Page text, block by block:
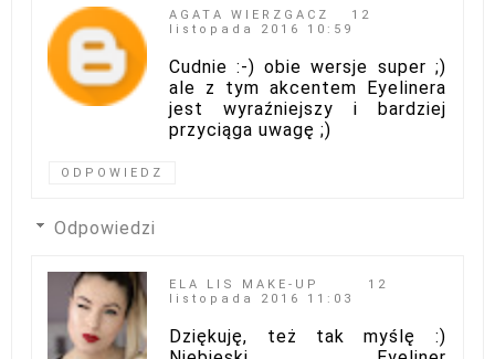
AGATA WIERZGACZ
12
listopada 2016 10:59
Cudnie :-) obie wersje super ;)
ale z tym akcentem Eyelinera
jest wyraźniejszy i bardziej
przyciąga uwagę ;)
ODPOWIEDZ
Odpowiedzi
ELA LIS MAKE-UP
12
listopada 2016 11:03
Dziękuję, też tak myślę :)